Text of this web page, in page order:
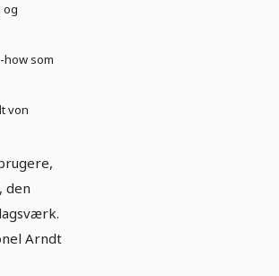
og
how som
von
den
Arndt